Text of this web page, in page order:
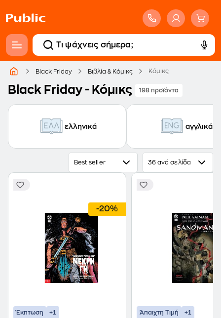
Black Friday Βιβλία & Κόμικς Κόμικς
Black Friday - Κόμικς 198 προϊόντα
ελληνικά αγγλικά
Best seller 36 ανά σελίδα
-20%
Έκπτωση +1 Άπαιχτη Τιμή +1